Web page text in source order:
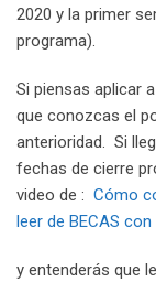
2020 y la primer
programa).
Si piensas aplicar
que conozcas el
anterioridad. Si
fechas de cierre
video de : Cómo
leer de BECAS
y entenderás que